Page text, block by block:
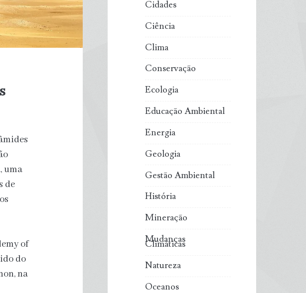
uma
de
of
do
na
Cidades
Ciência
Clima
Conservação
Ecologia
Educação Ambiental
Energia
Geologia
Gestão Ambiental
História
Mineração
Mudanças
Climáticas
Natureza
Oceanos